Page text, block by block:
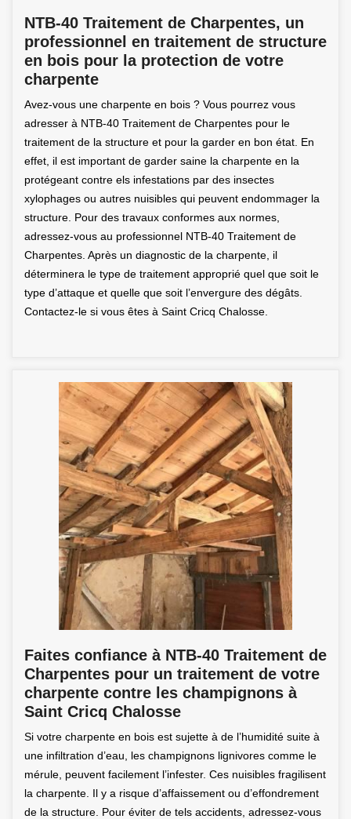
NTB-40 Traitement de Charpentes, un
professionnel en traitement de structure
en bois pour la protection de votre
charpente
Avez-vous une charpente en bois ? Vous pourrez vous
adresser à NTB-40 Traitement de Charpentes pour le
traitement de la structure et pour la garder en bon état. En
effet, il est important de garder saine la charpente en la
protégeant contre els infestations par des insectes
xylophages ou autres nuisibles qui peuvent endommager la
structure. Pour des travaux conformes aux normes,
adressez-vous au professionnel NTB-40 Traitement de
Charpentes. Après un diagnostic de la charpente, il
déterminera le type de traitement approprié quel que soit le
type d’attaque et quelle que soit l’envergure des dégâts.
Contactez-le si vous êtes à Saint Cricq Chalosse.
Faites confiance à NTB-40 Traitement de
Charpentes pour un traitement de votre
charpente contre les champignons à
Saint Cricq Chalosse
Si votre charpente en bois est sujette à de l’humidité suite à
une infiltration d’eau, les champignons lignivores comme le
mérule, peuvent facilement l’infester. Ces nuisibles fragilisent
la charpente. Il y a risque d’affaissement ou d’effondrement
de la structure. Pour éviter de tels accidents, adressez-vous